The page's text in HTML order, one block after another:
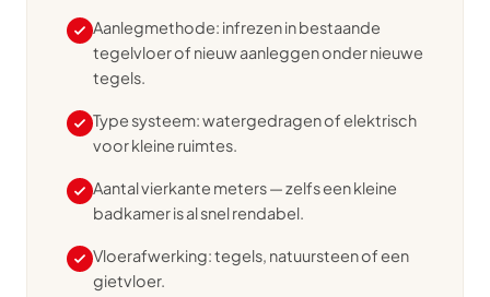
Aanlegmethode: infrezen in bestaande
tegelvloer of nieuw aanleggen onder nieuwe
tegels.
Type systeem: watergedragen of elektrisch
voor kleine ruimtes.
Aantal vierkante meters — zelfs een kleine
badkamer is al snel rendabel.
Vloerafwerking: tegels, natuursteen of een
gietvloer.